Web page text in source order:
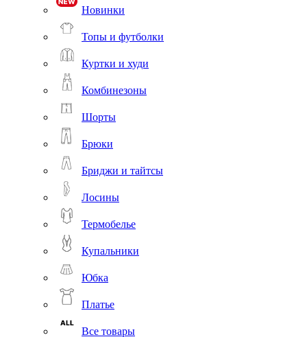
Новинки
Топы и футболки
Куртки и худи
Комбинезоны
Шорты
Брюки
Бриджи и тайтсы
Лосины
Термобелье
Купальники
Юбка
Платье
Все товары